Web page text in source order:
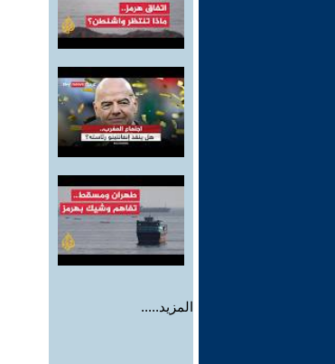
المزيد.....